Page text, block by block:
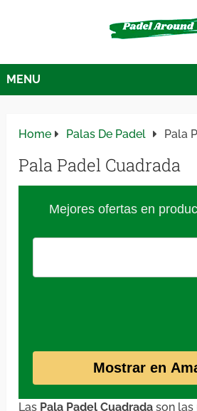
MENU
Home Palas De Padel Pala
Pala Padel Cuadrada
Mejores ofertas en
Mostrar en
Las Pala Padel Cuadrada son las